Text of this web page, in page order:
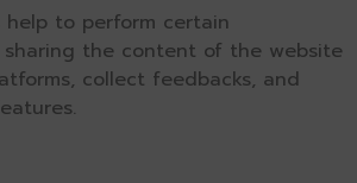
help to perform certain
the content of the website
collect feedbacks, and